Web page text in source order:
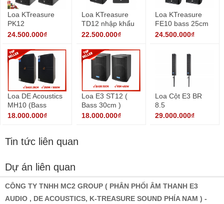
Loa KTreasure
PK12
24.500.000₫
Loa KTreasure
TD12 nhập khẩu
chính hãng
22.500.000₫
Loa KTreasure
FE10 bass 25cm
24.500.000₫
Loa DE Acoustics
MH10 (Bass
25cm)
18.000.000₫
Loa E3 ST12 (
Bass 30cm )
18.000.000₫
Loa Cột E3 BR
8.5
29.000.000₫
Tin tức liên quan
Dự án liên quan
CÔNG TY TNHH MC2 GROUP ( PHÂN PHỐI ÂM THANH E3
AUDIO , DE ACOUSTICS, K-TREASURE SOUND PHÍA NAM ) -